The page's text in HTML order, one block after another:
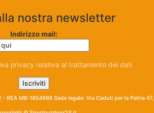
nostra newsletter
Indirizzo mail:
privacy relativa al trattamento dei dati
REA MB-1854968 Sede legale: Via Caduti per la Patria